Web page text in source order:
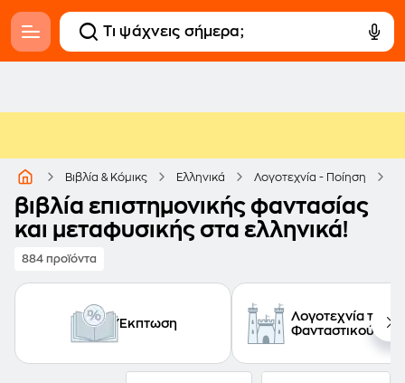
Βιβλία & Κόμικς Ελληνικά Λογοτεχνία - Ποίηση
βιβλία επιστημονικής φαντασίας
και μεταφυσικής στα ελληνικά!
884 προϊόντα
Έκπτωση
Λογοτεχνία του
Φανταστικού